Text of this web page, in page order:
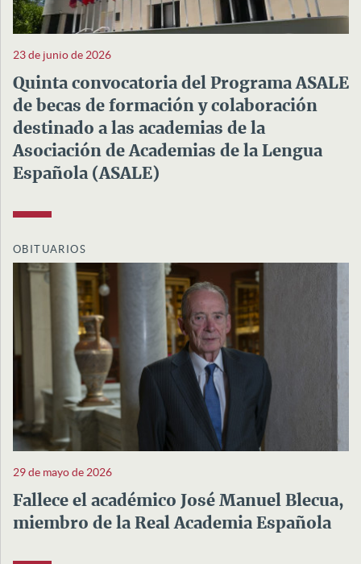
23 de junio de 2026
Quinta convocatoria del Programa ASALE
de becas de formación y colaboración
destinado a las academias de la
Asociación de Academias de la Lengua
Española (ASALE)
OBITUARIOS
29 de mayo de 2026
Fallece el académico José Manuel Blecua,
miembro de la Real Academia Española